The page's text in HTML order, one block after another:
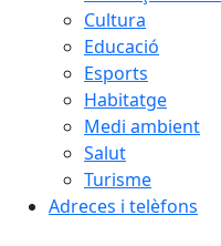
Cultura
Educació
Esports
Habitatge
Medi ambient
Salut
Turisme
Adreces i telèfons